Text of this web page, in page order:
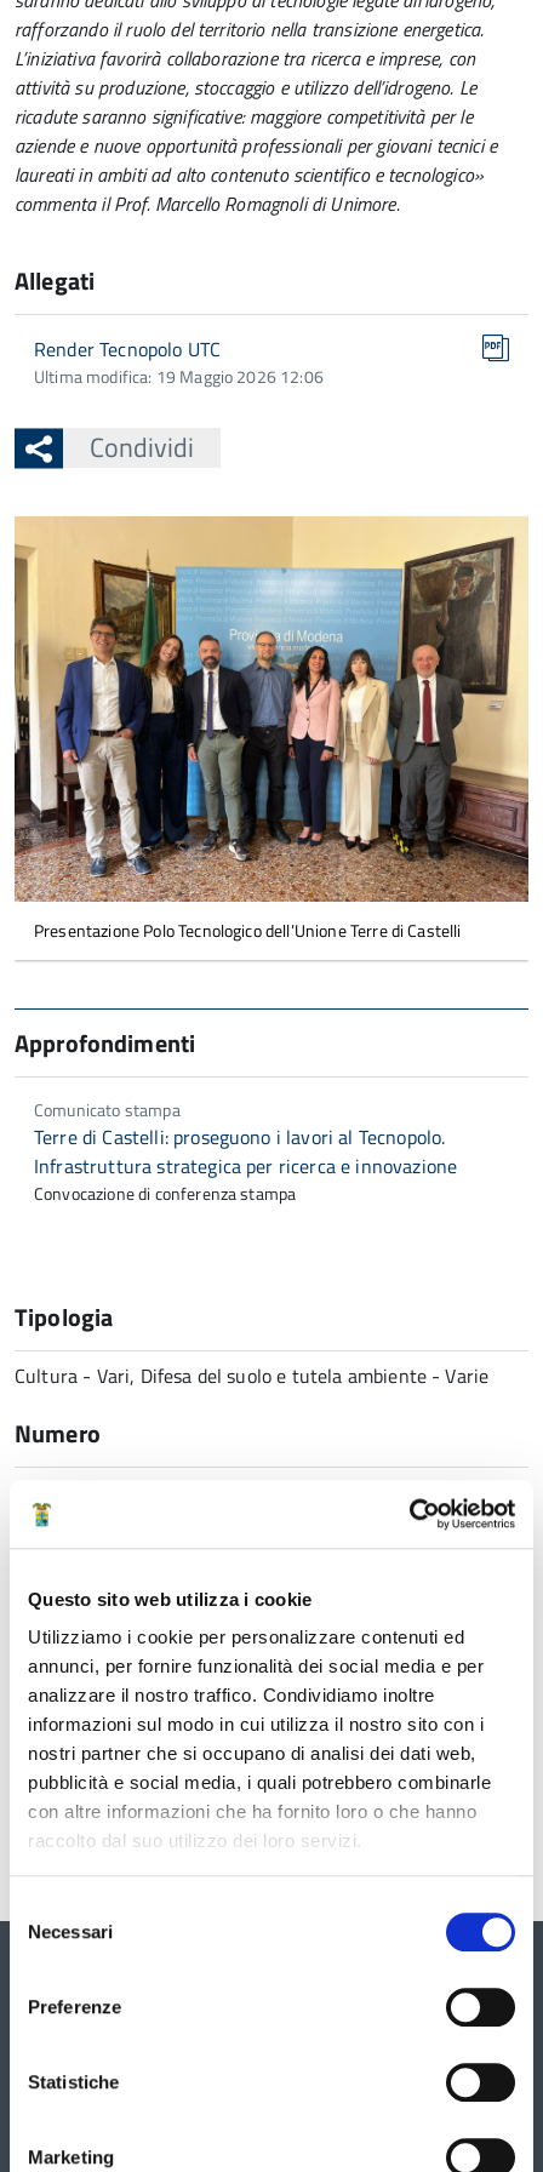
Questo sito web utilizza i cookie
Utilizziamo i cookie per personalizzare contenuti ed
annunci, per fornire funzionalità dei social media e per
analizzare il nostro traffico. Condividiamo inoltre
informazioni sul modo in cui utilizza il nostro sito con i
nostri partner che si occupano di analisi dei dati web,
pubblicità e social media, i quali potrebbero combinarle
con altre informazioni che ha fornito loro o che hanno
raccolto dal suo utilizzo dei loro servizi.
delNecessari
Preferenze
Statistiche
Marketing
rafforzando il ruolo del territorio nella transizione energetica.
L’iniziativa favorirà collaborazione tra ricerca e imprese, con
attività su produzione, stoccaggio e utilizzo dell’idrogeno. Le
ricadute saranno significative: maggiore competitività per le
aziende e nuove opportunità professionali per giovani tecnici e
laureati in ambiti ad alto contenuto scientifico e tecnologico»
commenta il Prof. Marcello Romagnoli di Unimore.
Allegati
Render Tecnopolo UTC
Ultima modifica: 19 Maggio 2026 12:06
Condividi
Presentazione Polo Tecnologico dell’Unione Terre di Castelli
Approfondimenti
Comunicato stampa
Terre di Castelli: proseguono i lavori al Tecnopolo.
Infrastruttura strategica per ricerca e innovazione
Convocazione di conferenza stampa
Tipologia
Cultura - Vari, Difesa del suolo e tutela ambiente - Varie
Numero
Data
14 Maggio 2026 12:25
Struttura di riferimento
Direzione generale
Ufficio Stampa
successiva